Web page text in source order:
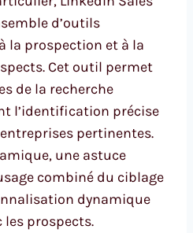
d’outils
la prospection et à la
Cet outil permet
de la recherche
l’identification précise
pertinentes.
une astuce
combiné du ciblage
dynamique
les prospects.